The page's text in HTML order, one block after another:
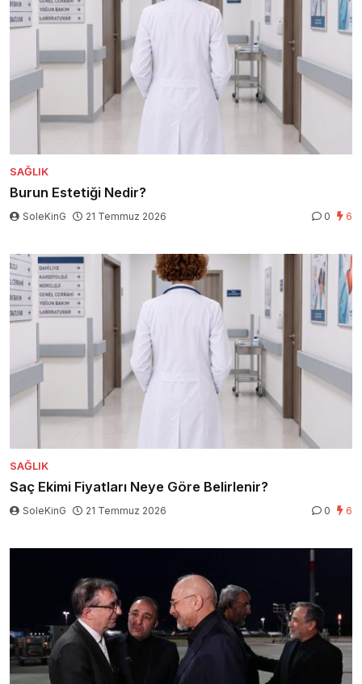
SAĞLIK
Burun Estetiği Nedir?
SoleKinG 21 Temmuz 2026 0 6
SAĞLIK
Saç Ekimi Fiyatları Neye Göre Belirlenir?
SoleKinG 21 Temmuz 2026 0 6